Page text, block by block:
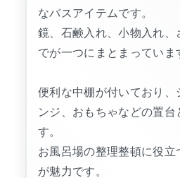
なバスアイテムです。
鏡、石鹸入れ、小物入れ、
でが一つにまとまっていま
便利な中棚が付いており、
ンジ、おもちゃなどの置台
す。
お風呂場の整理整頓に役立
が魅力です。